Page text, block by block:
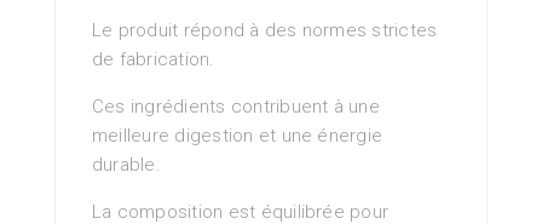
Le produit répond à des normes strictes
de fabrication.
Ces ingrédients contribuent à une
meilleure digestion et une énergie
durable.
La composition est équilibrée pour